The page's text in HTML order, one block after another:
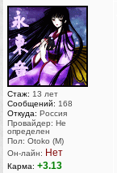
Стаж: 13 лет
Сообщений: 168
Откуда: Россия
Провайдер: Не
определен
Пол: Otoko (M)
Он-лайн: Нет
Карма: +3.13